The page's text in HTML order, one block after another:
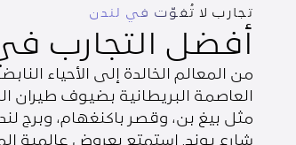
تجارب لا تُفوّت في لندن
أفضل التجارب
من المعالم الخالدة إلى الأحياء
العاصمة البريطانية بضيوف طيران
مثل بيغ بن، وقصر باكنغهام، وبرج
شارع بوند. استمتع بعروض عالمية